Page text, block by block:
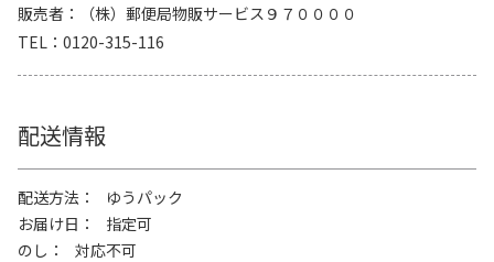
販売者
（株）郵便局物販サービス９７００００
TEL
0120-315-116
配送情報
配送方法
ゆうパック
お届け日
指定可
のし
対応不可